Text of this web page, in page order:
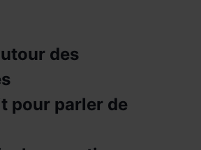
des
pour parler de